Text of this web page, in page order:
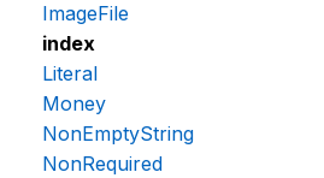
ImageFile
index
Literal
Money
NonEmptyString
NonRequired